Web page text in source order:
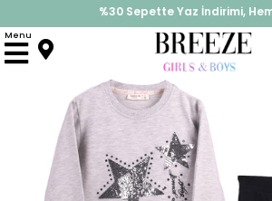
%30 Sepette Yaz İndirimi,
İndirimlere ek %10 İndirimi Kap,
Menu
Anasayfa Takımlar Eşofman Takımı